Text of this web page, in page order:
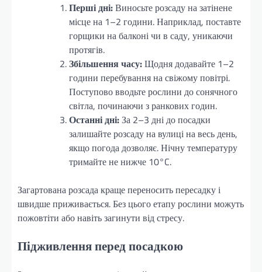
Перші дні:Виносьте розсаду на затінене
місце на 1–2 години. Наприклад, поставте
горщики на балконі чи в саду, уникаючи
протягів.
Збільшення часу:Щодня додавайте 1–2
години перебування на свіжому повітрі.
Поступово вводьте рослини до сонячного
світла, починаючи з ранкових годин.
Останні дні:За 2–3 дні до посадки
залишайте розсаду на вулиці на весь день,
якщо погода дозволяє. Нічну температуру
тримайте не нижче 10°C.
Загартована розсада краще переносить пересадку і
швидше приживається. Без цього етапу рослини можуть
пожовтіти або навіть загинути від стресу.
Підживлення перед посадкою